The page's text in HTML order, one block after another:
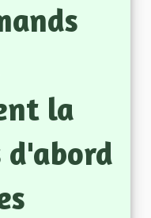
la
d'abord